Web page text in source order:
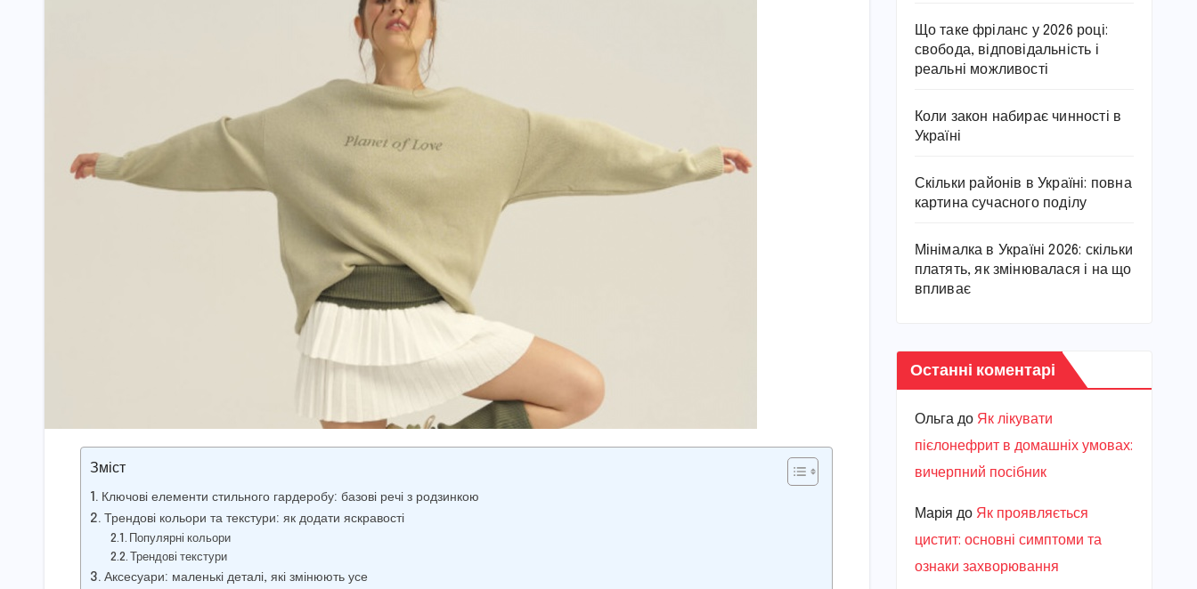
Зміст
Ключові елементи стильного гардеробу: базові речі з родзинкою
Трендові кольори та текстури: як додати яскравості
Популярні кольори
Трендові текстури
Аксесуари: маленькі деталі, які змінюють усе
Що таке фріланс у 2026 році:
свобода, відповідальність і
реальні можливості
Коли закон набирає чинності в
Україні
Скільки районів в Україні: повна
картина сучасного поділу
Мінімалка в Україні 2026: скільки
платять, як змінювалася і на що
впливає
Останні коментарі
Ольгадо Як лікувати
пієлонефрит в домашніх умовах:
вичерпний посібник
Марiя до Як проявляється
цистит: основні симптоми та
ознаки захворювання